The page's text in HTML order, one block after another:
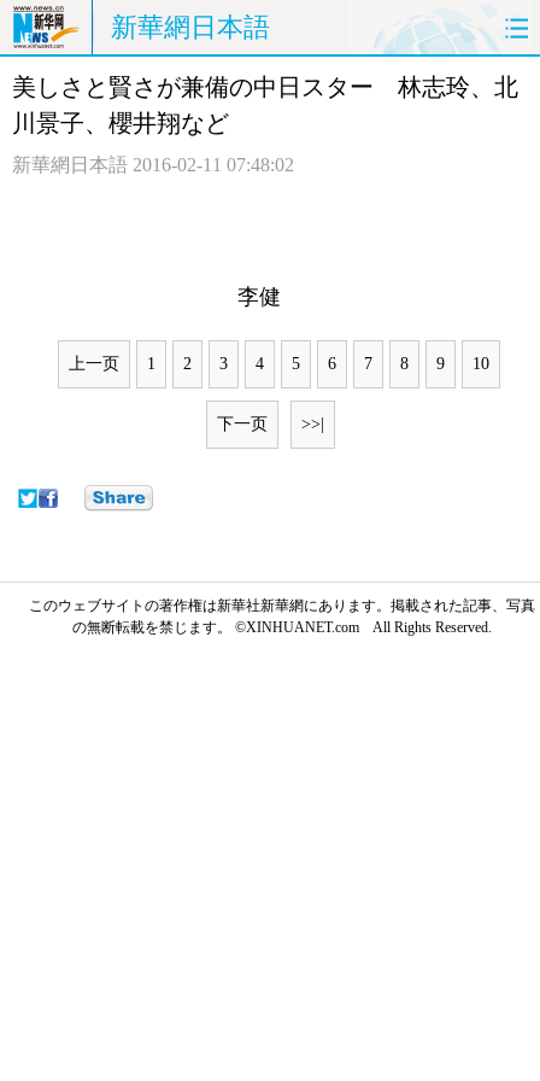
新華網日本語
ホームページ 政治 経済
美しさと賢さが兼備の中日スター 林志玲、北
川景子、櫻井翔など
新華網日本語 2016-02-11 07:48:02
李健
上一页 1 2 3 4 5 6 7 8 9 10
下一页 >>|
このウェブサイトの著作権は新華社新華網にあります。掲載された記事、写真
の無断転載を禁じます。 ©XINHUANET.com All Rights Reserved.